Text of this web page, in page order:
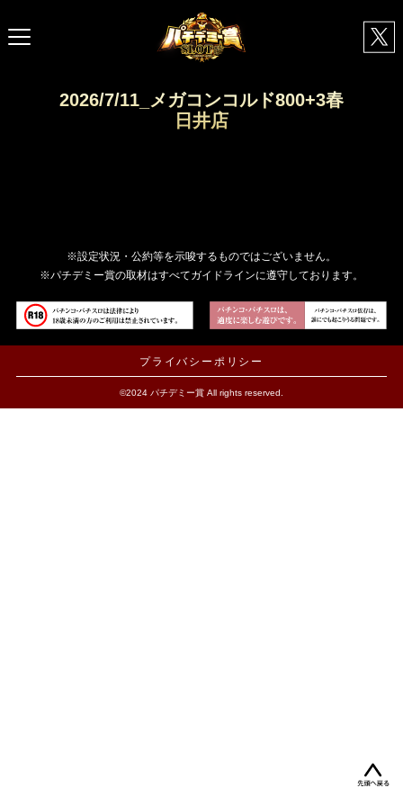
2026/7/11_メガコンコルド800+3春
日井店
※設定状況・公約等を示唆するものではございません。
※パチデミー賞の取材はすべてガイドラインに遵守しております。
プライバシーポリシー
©2024 パチデミー賞 All rights reserved.